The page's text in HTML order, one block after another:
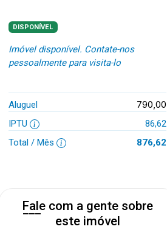
DISPONÍVEL
Imóvel disponível. Contate-nos
pessoalmente para visita-lo
Aluguel 790,00
IPTU
86,62
Total / Mês
876,62
Fale com a gente sobre
este imóvel